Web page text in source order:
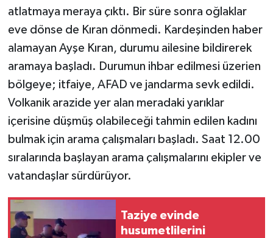
atlatmaya meraya çıktı. Bir süre sonra oğlaklar
eve dönse de Kıran dönmedi. Kardeşinden haber
alamayan Ayşe Kıran, durumu ailesine bildirerek
aramaya başladı. Durumun ihbar edilmesi üzerien
bölgeye; itfaiye, AFAD ve jandarma sevk edildi.
Volkanik arazide yer alan meradaki yarıklar
içerisine düşmüş olabileceği tahmin edilen kadını
bulmak için arama çalışmaları başladı. Saat 12.00
sıralarında başlayan arama çalışmalarını ekipler ve
vatandaşlar sürdürüyor.
Taziye evinde
husumetlilerini